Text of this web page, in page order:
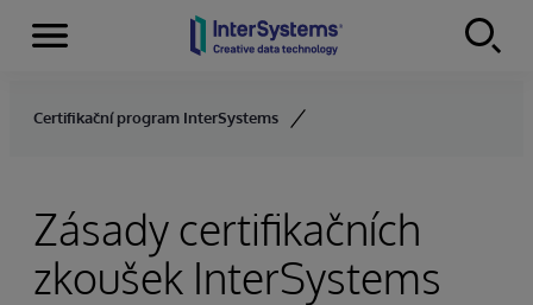
Skip to content
Menu
Certifikační program InterSystems
Zásady certifikačních
zkoušek InterSystems